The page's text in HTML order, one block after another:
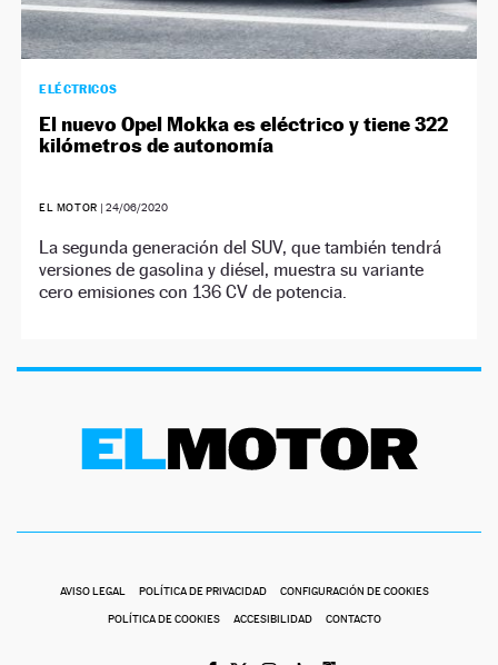
ELÉCTRICOS
El nuevo Opel Mokka es eléctrico y tiene 322
kilómetros de autonomía
EL MOTOR | 24/06/2020
La segunda generación del SUV, que también tendrá
versiones de gasolina y diésel, muestra su variante
cero emisiones con 136 CV de potencia.
AVISO LEGAL POLÍTICA DE PRIVACIDAD CONFIGURACIÓN DE COOKIES
POLÍTICA DE COOKIES ACCESIBILIDAD CONTACTO